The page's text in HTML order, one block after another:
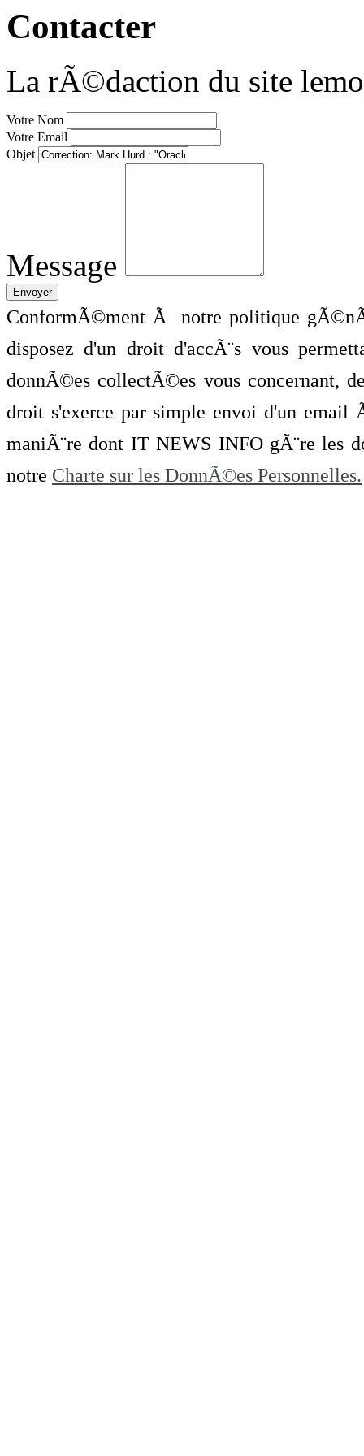
Contacter
La rÃ©daction du site
Votre Nom
Votre Email
Objet
Message
ConformÃ©ment Ã notre politique
disposez d'un droit d'accÃ¨s vous
donnÃ©es collectÃ©es vous concernant,
droit s'exerce par simple envoi d'un
maniÃ¨re dont IT NEWS INFO gÃ¨re les
notre Charte sur les DonnÃ©es Personnelles.